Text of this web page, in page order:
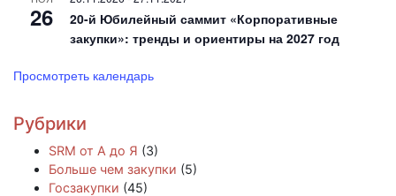
26
20-й Юбилейный саммит «Корпоративные
закупки»: тренды и ориентиры на 2027 год
Просмотреть календарь
Рубрики
SRM от А до Я (3)
Больше чем закупки (5)
Госзакупки (45)